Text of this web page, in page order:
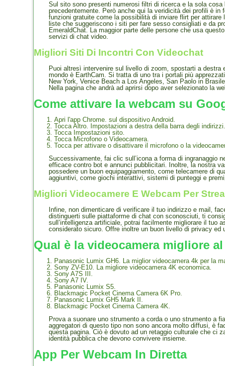
Sul sito sono presenti numerosi filtri di ricerca e la sola
precedentemente. Però anche qui la veridicità dei profili è
funzioni gratuite come la possibilità di inviare flirt per
liste che suggeriscono i siti per fare sesso consigliati e da
EmeraldChat. La maggior parte delle persone che usa
servizi di chat video.
Migliori Siti Di Incontri Con Videochat
Puoi altresì intervenire sul livello di zoom, spostarti a
mondo è EarthCam. Si tratta di uno tra i portali più
New York, Venice Beach a Los Angeles, San Paolo in
Nella pagina che andrà ad aprirsi dopo aver selezionato la
Come attivare la webcam su
Apri l'app Chrome. sul dispositivo Android.
Tocca Altro. Impostazioni a destra della barra degli indirizzi.
Tocca Impostazioni sito.
Tocca Microfono o Videocamera.
Tocca per attivare o disattivare il microfono o la
Successivamente, fai clic sull’icona a forma di ingranaggio
efficace contro bot e annunci pubblicitari. Inoltre, la nostra
possedere un buon equipaggiamento, come telecamere di
aggiuntivi, come giochi interattivi, sistemi di punteggi e
Migliori Videocamere E Webcam Per
Infine, non dimenticare di verificare il tuo indirizzo e mail,
distinguerti sulle piattaforme di chat con sconosciuti, ti
sull’intelligenza artificiale, potrai facilmente migliorare il tuo
considerato sicuro. Offre inoltre un buon livello di privacy
Qual è la videocamera migliore
Panasonic Lumix GH6. La miglior videocamera 4k per la
Sony ZV-E10. La migliore videocamera 4K economica.
Sony A7S III.
Sony A7 IV.
Panasonic Lumix S5.
Blackmagic Pocket Cinema Camera 6K Pro.
Panasonic Lumix GH5 Mark II.
Blackmagic Pocket Cinema Camera 4K.
Prova a suonare uno strumento a corda o uno strumento a
aggregatori di questo tipo non sono ancora molto diffusi, è
questa pagina. Ciò è dovuto ad un retaggio culturale che ci
identità pubblica che devono convivere insieme.
App Per Webcam In Diretta